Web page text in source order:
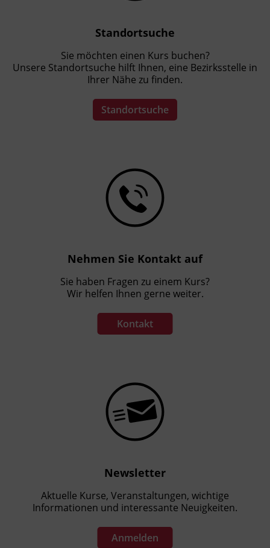
Standortsuche
Sie möchten einen Kurs buchen?
Unsere Standortsuche hilft Ihnen, eine Bezirksstelle in
Ihrer Nähe zu finden.
Standortsuche
Nehmen Sie Kontakt auf
Sie haben Fragen zu einem Kurs?
Wir helfen Ihnen gerne weiter.
Kontakt
Newsletter
Aktuelle Kurse, Veranstaltungen, wichtige
Informationen und interessante Neuigkeiten.
Anmelden